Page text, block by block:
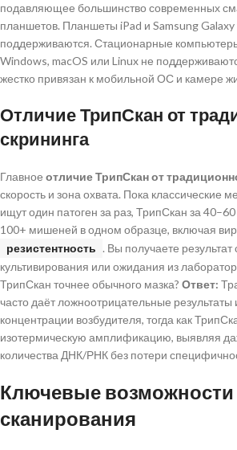
подавляющее большинство современных
планшетов. Планшеты iPad и Samsung
поддерживаются. Стационарные
Windows, macOS или Linux не
жестко привязан к мобильной ОС и камере
Отличие ТрипСкан от
скрининга
Главное отличие ТрипСкан от
скорость и зона охвата. Пока классические
ищут один патоген за раз, ТрипСкан за
100+ мишеней в одном образце, включая
резистентность . Вы получаете результат
культивирования или ожидания из
ТрипСкан точнее обычного мазка? Ответ:
часто даёт ложноотрицательные результаты
концентрации возбудителя, тогда как
изотермическую амплификацию, выявляя
количества ДНК/РНК без потери
Ключевые возможности
сканирования